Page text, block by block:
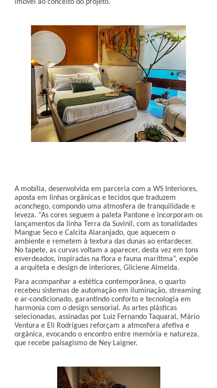
imóvel ao conceito do projeto.
A mobília, desenvolvida em parceria com a WS Interiores,
aposta em linhas orgânicas e tecidos que traduzem
aconchego, compondo uma atmosfera de tranquilidade e
leveza. “As cores seguem a paleta Pantone e incorporam os
lançamentos da linha Terra da Suvinil, com as tonalidades
Mangue Seco e Calcita Alaranjado, que aquecem o
ambiente e remetem à textura das dunas ao entardecer.
No tapete, as curvas voltam a aparecer, desta vez em tons
esverdeados, inspiradas na flora e fauna marítima”, expõe
a arquiteta e design de interiores, Gilciene Almeida.
Para acompanhar a estética contemporânea, o quarto
recebeu sistemas de automação em iluminação, streaming
e ar-condicionado, garantindo conforto e tecnologia em
harmonia com o design sensorial. As artes plásticas
selecionadas, assinadas por Luiz Fernando Taquaral, Mário
Ventura e Eli Rodrigues reforçam a atmosfera afetiva e
orgânica, evocando o encontro entre memória e natureza,
que recebe paisagismo de Ney Laigner.